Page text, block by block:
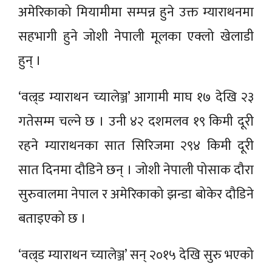
अमेरिकाको मियामीमा सम्पन्न हुने उक्त म्याराथनमा
सहभागी हुने जोशी नेपाली मूलका एक्लो खेलाडी
हुन् ।
‘वल्र्ड म्याराथन च्यालेञ्ज’ आगामी माघ १७ देखि २३
गतेसम्म चल्ने छ । उनी ४२ दशमलव १९ किमी दूरी
रहने म्याराथनका सात सिरिजमा २९४ किमी दूरी
सात दिनमा दौडिने छन् । जोशी नेपाली पोसाक दौरा
सुरुवालमा नेपाल र अमेरिकाको झन्डा बोकेर दौडिने
बताइएको छ ।
‘वल्र्ड म्याराथन च्यालेञ्ज’ सन् २०१५ देखि सुरु भएको